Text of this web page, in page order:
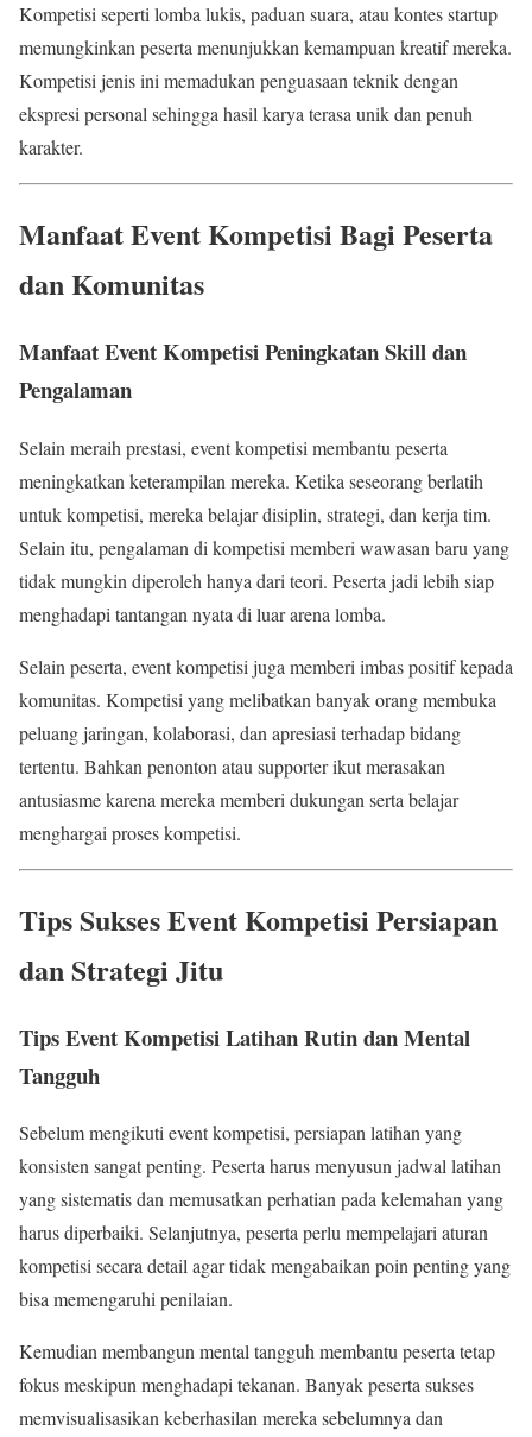
Kompetisi seperti lomba lukis, paduan suara, atau kontes startup
memungkinkan peserta menunjukkan kemampuan kreatif mereka.
Kompetisi jenis ini memadukan penguasaan teknik dengan
ekspresi personal sehingga hasil karya terasa unik dan penuh
karakter.
Manfaat Event Kompetisi Bagi Peserta
dan Komunitas
Manfaat Event Kompetisi Peningkatan Skill dan
Pengalaman
Selain meraih prestasi, event kompetisi membantu peserta
meningkatkan keterampilan mereka. Ketika seseorang berlatih
untuk kompetisi, mereka belajar disiplin, strategi, dan kerja tim.
Selain itu, pengalaman di kompetisi memberi wawasan baru yang
tidak mungkin diperoleh hanya dari teori. Peserta jadi lebih siap
menghadapi tantangan nyata di luar arena lomba.
Selain peserta, event kompetisi juga memberi imbas positif kepada
komunitas. Kompetisi yang melibatkan banyak orang membuka
peluang jaringan, kolaborasi, dan apresiasi terhadap bidang
tertentu. Bahkan penonton atau supporter ikut merasakan
antusiasme karena mereka memberi dukungan serta belajar
menghargai proses kompetisi.
Tips Sukses Event Kompetisi Persiapan
dan Strategi Jitu
Tips Event Kompetisi Latihan Rutin dan Mental
Tangguh
Sebelum mengikuti event kompetisi, persiapan latihan yang
konsisten sangat penting. Peserta harus menyusun jadwal latihan
yang sistematis dan memusatkan perhatian pada kelemahan yang
harus diperbaiki. Selanjutnya, peserta perlu mempelajari aturan
kompetisi secara detail agar tidak mengabaikan poin penting yang
bisa memengaruhi penilaian.
Kemudian membangun mental tangguh membantu peserta tetap
fokus meskipun menghadapi tekanan. Banyak peserta sukses
memvisualisasikan keberhasilan mereka sebelumnya dan